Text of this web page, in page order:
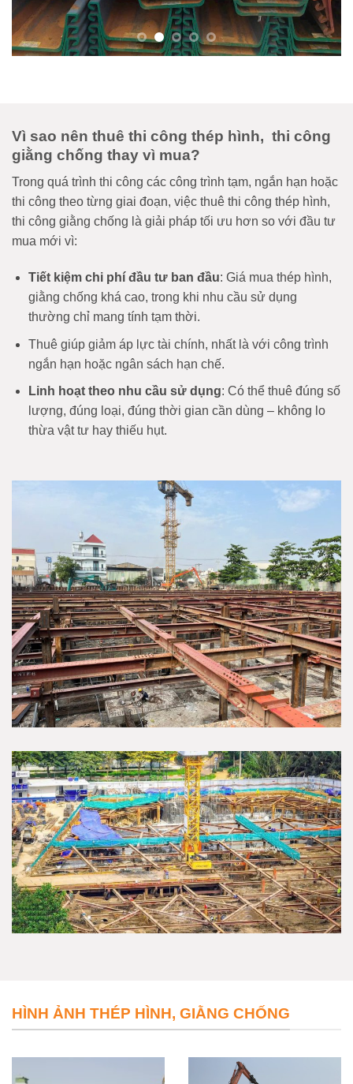
Vì sao nên thuê thi công thép hình, thi công
giằng chống thay vì mua?
Trong quá trình thi công các công trình tạm, ngắn hạn hoặc
thi công theo từng giai đoạn, việc thuê thi công thép hình,
thi công giằng chống là giải pháp tối ưu hơn so với đầu tư
mua mới vì:
Tiết kiệm chi phí đầu tư ban đầu: Giá mua thép hình,
giằng chống khá cao, trong khi nhu cầu sử dụng
thường chỉ mang tính tạm thời.
Thuê giúp giảm áp lực tài chính, nhất là với công trình
ngắn hạn hoặc ngân sách hạn chế.
Linh hoạt theo nhu cầu sử dụng: Có thể thuê đúng số
lượng, đúng loại, đúng thời gian cần dùng – không lo
thừa vật tư hay thiếu hụt.
HÌNH ẢNH THÉP HÌNH, GIẰNG CHỐNG